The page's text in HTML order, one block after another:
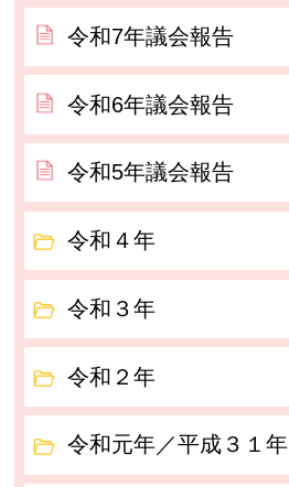
令和7年議会報告
令和6年議会報告
令和5年議会報告
令和４年
令和３年
令和２年
令和元年／平成３１年